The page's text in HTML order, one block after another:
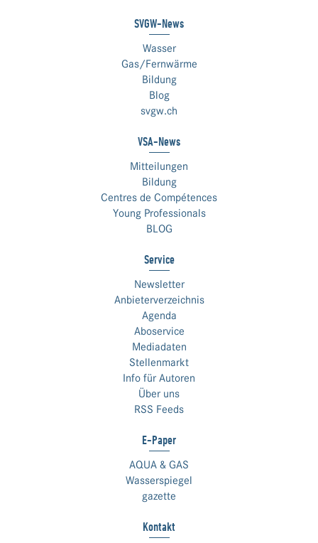
SVGW-News
Wasser
Gas/Fernwärme
Bildung
Blog
svgw.ch
VSA-News
Mitteilungen
Bildung
Centres de Compétences
Young Professionals
BLOG
Service
Newsletter
Anbieterverzeichnis
Agenda
Aboservice
Mediadaten
Stellenmarkt
Info für Autoren
Über uns
RSS Feeds
E-Paper
AQUA & GAS
Wasserspiegel
gazette
Kontakt